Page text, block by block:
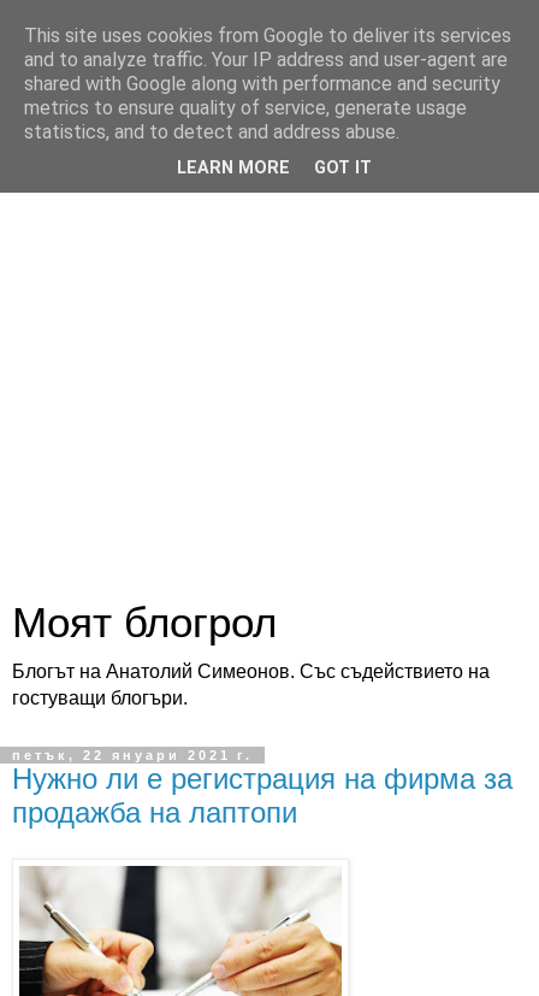
Моят блогрол
Блогът на Анатолий Симеонов. Със съдействието на
гостуващи блогъри.
петък, 22 януари 2021 г.
Нужно ли е регистрация на фирма за
продажба на лаптопи
This site uses cookies from Google to deliver its services
and to analyze traffic. Your IP address and user-agent are
shared with Google along with performance and security
metrics to ensure quality of service, generate usage
statistics, and to detect and address abuse.
LEARN MORE GOT IT